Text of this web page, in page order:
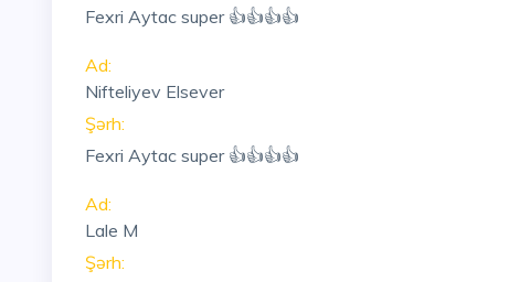
Fexri Aytac super 👍👍👍👍
Ad:
Nifteliyev Elsever
Şərh:
Fexri Aytac super 👍👍👍👍
Ad:
Lale M
Şərh: